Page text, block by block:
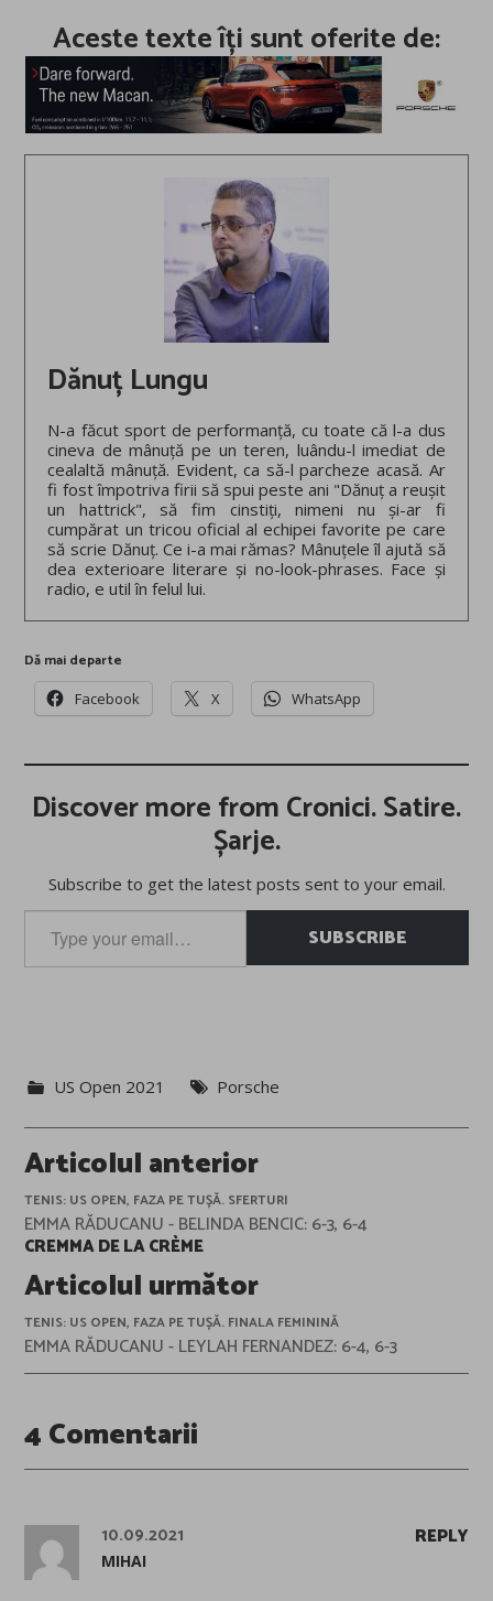
Aceste texte îți sunt oferite de:
Dănuț Lungu
N-a făcut sport de performanță, cu toate că l-a dus
cineva de mânuță pe un teren, luându-l imediat de
cealaltă mânuță. Evident, ca să-l parcheze acasă. Ar
fi fost împotriva firii să spui peste ani "Dănuț a reușit
un hattrick", să fim cinstiți, nimeni nu și-ar fi
cumpărat un tricou oficial al echipei favorite pe care
să scrie Dănuț. Ce i-a mai rămas? Mânuțele îl ajută să
dea exterioare literare și no-look-phrases. Face și
radio, e util în felul lui.
Dă mai departe
Facebook X WhatsApp
Discover more from Cronici. Satire.
Șarje.
Subscribe to get the latest posts sent to your email.
your
email…
SUBSCRIBE
US Open 2021 Porsche
Post
navigation
Articolul anterior
TENIS: US OPEN, FAZA PE TUȘĂ. SFERTURI
EMMA RĂDUCANU - BELINDA BENCIC: 6-3, 6-4
CREMMA DE LA CRÈME
Articolul următor
TENIS: US OPEN, FAZA PE TUȘĂ. FINALA FEMININĂ
EMMA RĂDUCANU - LEYLAH FERNANDEZ: 6-4, 6-3
4 Comentarii
REPLY
10.09.2021
MIHAI